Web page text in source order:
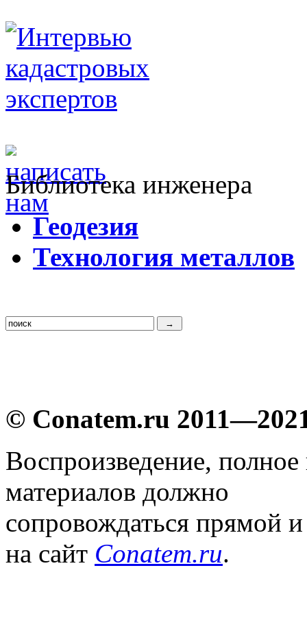
Библиотека инженера
Геодезия
Технология металлов
© Conatem.ru
Воспроизведение,
материалов должно
сопровождаться прямой
на сайт Conatem.ru.